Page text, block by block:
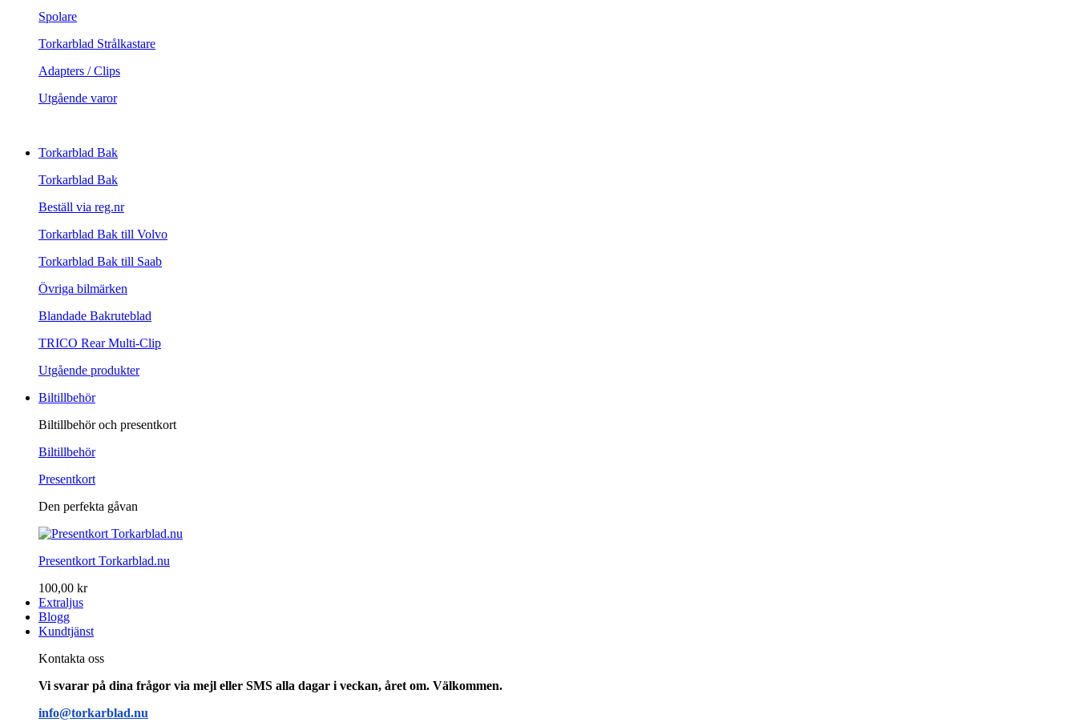
Spolare
Torkarblad Strålkastare
Adapters / Clips
Utgående varor
Torkarblad Bak
Torkarblad Bak
Beställ via reg.nr
Torkarblad Bak till Volvo
Torkarblad Bak till Saab
Övriga bilmärken
Blandade Bakruteblad
TRICO Rear Multi-Clip
Utgående produkter
Biltillbehör
Biltillbehör och presentkort
Biltillbehör
Presentkort
Den perfekta gåvan
Presentkort Torkarblad.nu
100,00 kr
Extraljus
Blogg
Kundtjänst
Kontakta oss
Vi svarar på dina frågor via mejl eller SMS alla dagar i veckan, året om. Välkommen.
info@torkarblad.nu